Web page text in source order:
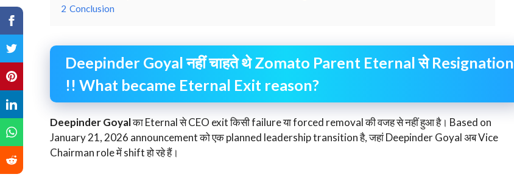
2 Conclusion
Deepinder Goyal नहीं चाहते थे Zomato Parent Eternal से Resignation
!! What became Eternal Exit reason?
Deepinder Goyalका Eternal से CEO exit किसी failure या forced removal की वजह से नहीं हुआ है। Based on
January 21, 2026 announcement को एक planned leadership transition है, जहां Deepinder Goyal अब Vice
Chairman role में shift हो रहे हैं।